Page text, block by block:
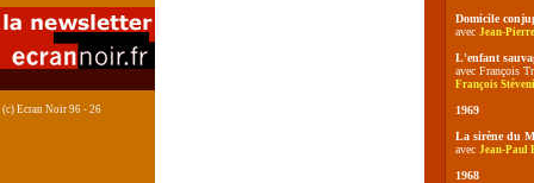
(c) Ecran Noir 96 - 26
Domicile
avec Jean-
L'enfant
avec François
François
1969
La sirène du
avec Jean-Paul
1968